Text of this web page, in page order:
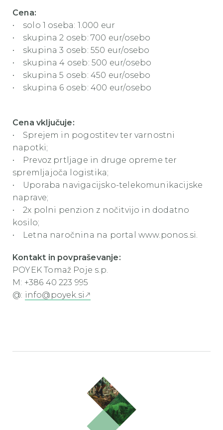
Cena:
• solo 1 oseba: 1.000 eur
• skupina 2 oseb: 700 eur/osebo
• skupina 3 oseb: 550 eur/osebo
• skupina 4 oseb: 500 eur/osebo
• skupina 5 oseb: 450 eur/osebo
• skupina 6 oseb: 400 eur/osebo
Cena vključuje:
• Sprejem in pogostitev ter varnostni
napotki;
• Prevoz prtljage in druge opreme ter
spremljajoča logistika;
• Uporaba navigacijsko-telekomunikacijske
naprave;
• 2x polni penzion z nočitvijo in dodatno
kosilo;
• Letna naročnina na portal www.ponos.si.
Kontakt in povpraševanje:
POYEK Tomaž Poje s.p.
M: +386 40 223 995
@: info@poyek.si